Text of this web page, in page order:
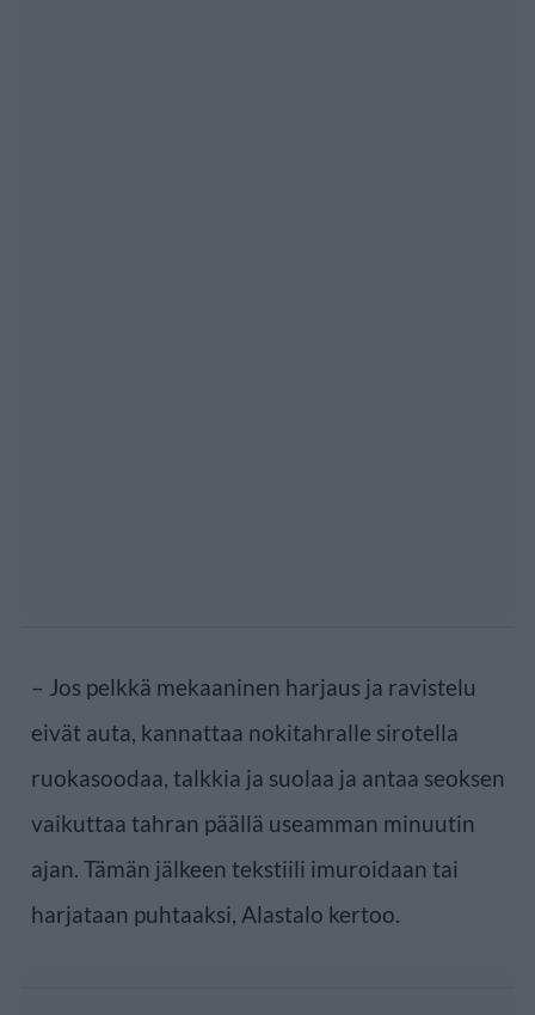
– Jos pelkkä mekaaninen harjaus ja ravistelu
eivät auta, kannattaa nokitahralle sirotella
ruokasoodaa, talkkia ja suolaa ja antaa seoksen
vaikuttaa tahran päällä useamman minuutin
ajan. Tämän jälkeen tekstiili imuroidaan tai
harjataan puhtaaksi, Alastalo kertoo.